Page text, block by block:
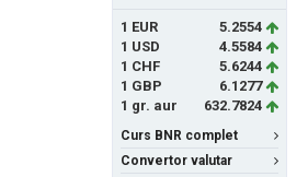
1 EUR
5.2554
1 USD
4.5584
1 CHF
5.6244
1 GBP
6.1277
1 gr. aur
632.7824
Curs BNR complet
Convertor valutar